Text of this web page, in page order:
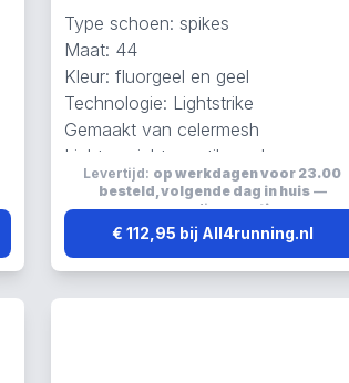
Type schoen: spikes
Maat: 44
Kleur: fluorgeel en geel
Technologie: Lightstrike
Gemaakt van celermesh
Lichtgewicht, ventilerend en
ademend
Levertijd: op werkdagen voor 23.00
besteld, volgende dag in huis—
verzending:gratis
€ 112,95 bij All4running.nl